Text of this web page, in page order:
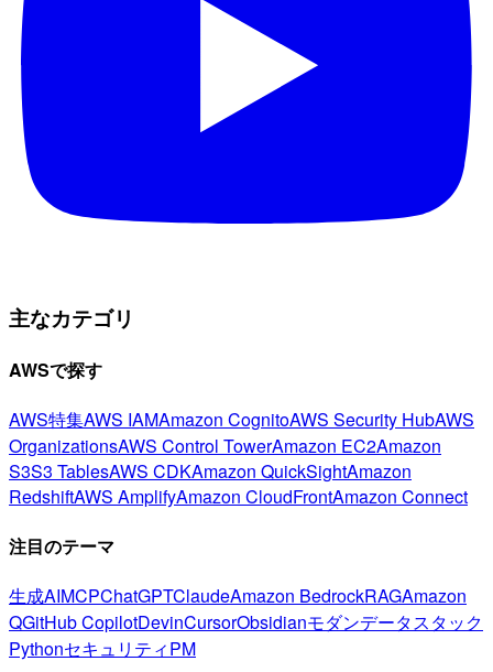
主なカテゴリ
AWSで探す
AWS特集AWS IAMAmazon CognitoAWS Security HubAWS
OrganizationsAWS Control TowerAmazon EC2Amazon
S3S3 TablesAWS CDKAmazon QuickSightAmazon
RedshiftAWS AmplifyAmazon CloudFrontAmazon Connect
注目のテーマ
生成AIMCPChatGPTClaudeAmazon BedrockRAGAmazon
QGitHub CopilotDevinCursorObsidianモダンデータスタック
PythonセキュリティPM